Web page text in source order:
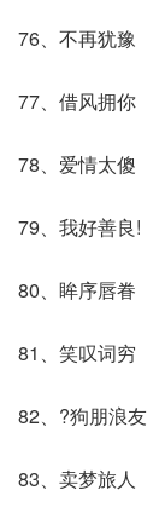
76、不再犹豫
77、借风拥你
78、爱情太傻
79、我好善良!
80、眸序唇眷
81、笑叹词穷
82、?狗朋浪友
83、卖梦旅人